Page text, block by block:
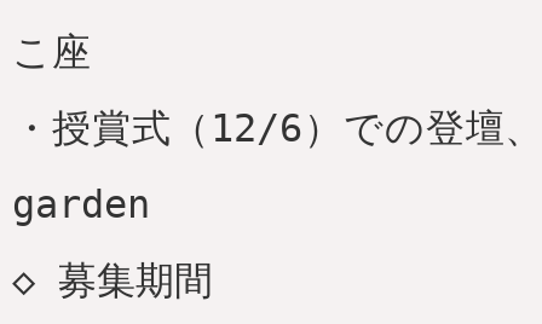
こ座
・授賞式（12/6）での登壇
garden
◇ 募集期間